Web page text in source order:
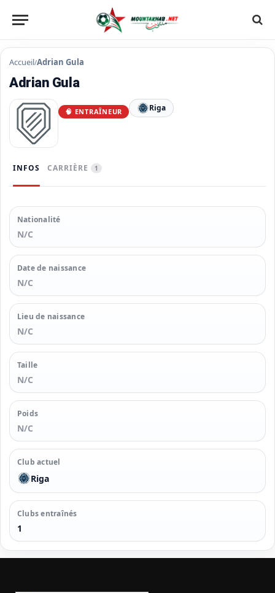
Accueil/Adrian Gula
Adrian Gula
🧠 ENTRAÎNEUR Riga
INFOS CARRIÈRE 1
Nationalité
N/C
Date de naissance
N/C
Lieu de naissance
N/C
Taille
N/C
Poids
N/C
Club actuel
Riga
Clubs entraînés
1